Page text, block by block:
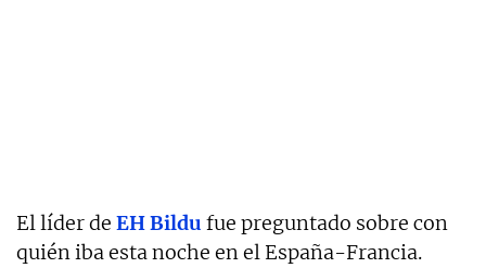
El líder de EH Bildu fue preguntado sobre con
quién iba esta noche en el España-Francia.